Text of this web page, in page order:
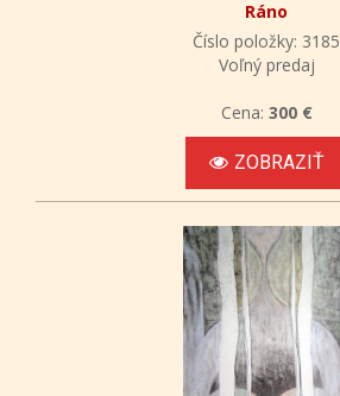
Ráno
Číslo položky: 3185
Voľný predaj
Cena: 300 €
ZOBRAZIŤ